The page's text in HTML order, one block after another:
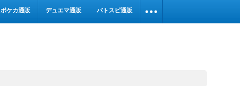
ポケカ通販 デュエマ通販 バトスピ通販